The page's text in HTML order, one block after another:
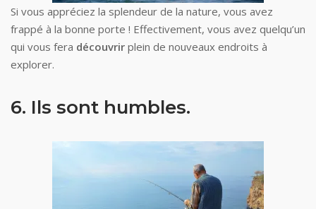
Si vous appréciez la splendeur de la nature, vous avez
frappé à la bonne porte ! Effectivement, vous avez quelqu’un
qui vous fera découvrir plein de nouveaux endroits à
explorer.
6. Ils sont humbles.